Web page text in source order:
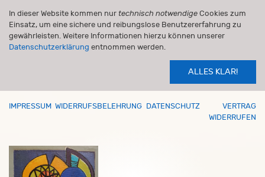
In dieser Website kommen nur technisch notwendige Cookies zum
Einsatz, um eine sichere und reibungslose Benutzererfahrung zu
gewährleisten. Weitere Informationen hierzu können unserer
Datenschutzerklärung entnommen werden.
ALLES KLAR!
IMPRESSUM WIDERRUFSBELEHRUNG DATENSCHUTZ
VERTRAG
WIDERRUFEN